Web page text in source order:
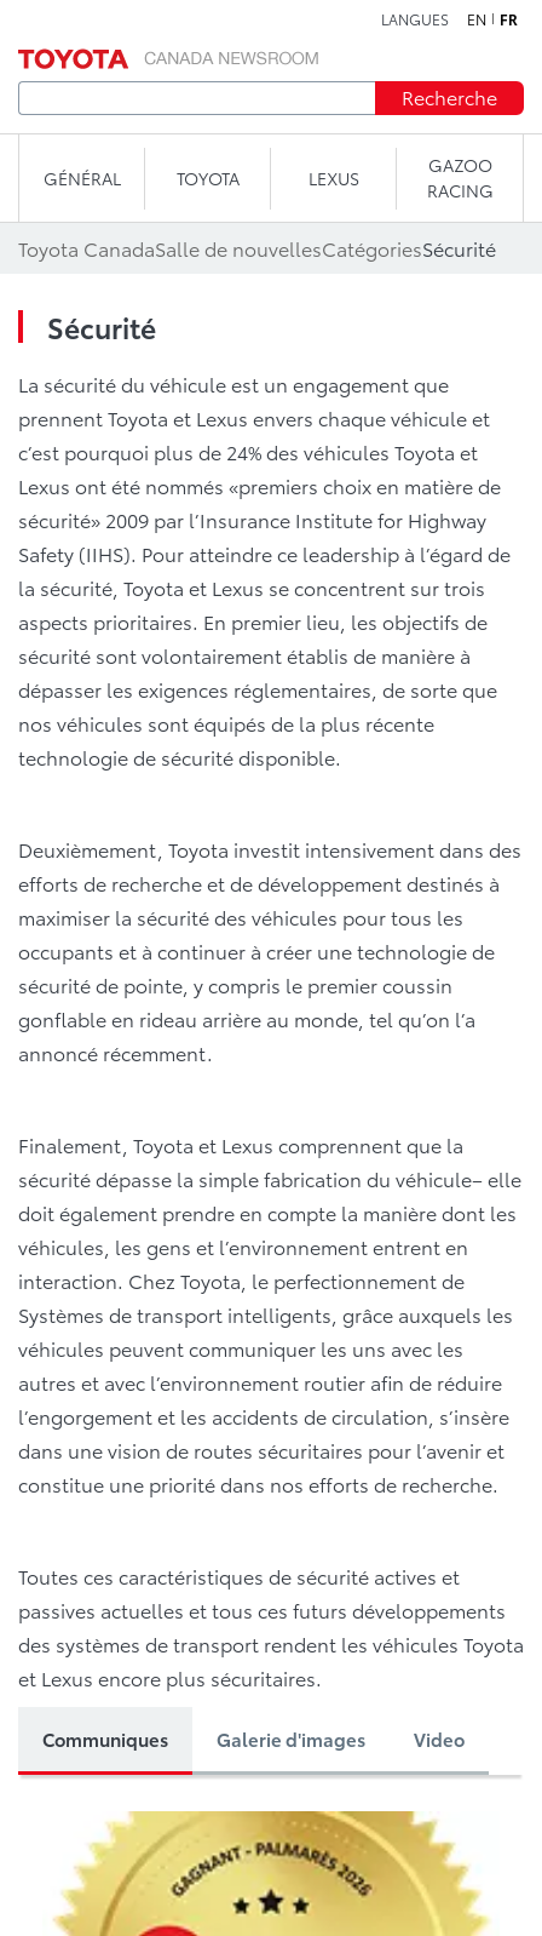
LANGUES EN FR
Recherche
GÉNÉRAL TOYOTA LEXUS
GAZOO
RACING
Toyota CanadaSalle de nouvellesCatégoriesSécurité
Sécurité
La sécurité du véhicule est un engagement que
prennent Toyota et Lexus envers chaque véhicule et
c’est pourquoi plus de 24% des véhicules Toyota et
Lexus ont été nommés «premiers choix en matière de
sécurité» 2009 par l’Insurance Institute for Highway
Safety (IIHS). Pour atteindre ce leadership à l’égard de
la sécurité, Toyota et Lexus se concentrent sur trois
aspects prioritaires. En premier lieu, les objectifs de
sécurité sont volontairement établis de manière à
dépasser les exigences réglementaires, de sorte que
nos véhicules sont équipés de la plus récente
technologie de sécurité disponible.
Deuxièmement, Toyota investit intensivement dans des
efforts de recherche et de développement destinés à
maximiser la sécurité des véhicules pour tous les
occupants et à continuer à créer une technologie de
sécurité de pointe, y compris le premier coussin
gonflable en rideau arrière au monde, tel qu’on l’a
annoncé récemment.
Finalement, Toyota et Lexus comprennent que la
sécurité dépasse la simple fabrication du véhicule– elle
doit également prendre en compte la manière dont les
véhicules, les gens et l’environnement entrent en
interaction. Chez Toyota, le perfectionnement de
Systèmes de transport intelligents, grâce auxquels les
véhicules peuvent communiquer les uns avec les
autres et avec l’environnement routier afin de réduire
l’engorgement et les accidents de circulation, s’insère
dans une vision de routes sécuritaires pour l’avenir et
constitue une priorité dans nos efforts de recherche.
Toutes ces caractéristiques de sécurité actives et
passives actuelles et tous ces futurs développements
des systèmes de transport rendent les véhicules Toyota
et Lexus encore plus sécuritaires.
Communiques Galerie d'images Video